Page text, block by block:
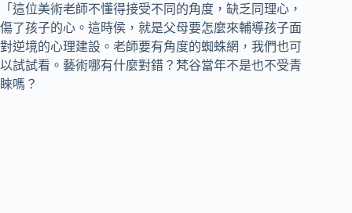
「這位美術老師不懂得接受不同的角度，缺乏同理心，
傷了孩子的心。這時侯，就是父母要怎麼來輔導孩子面
對逆境的心理建設。老師要有角度的蜘蛛網，我們也可
以試試看。藝術哪有什麼對錯？梵谷當年不是也不受青
睞嗎？